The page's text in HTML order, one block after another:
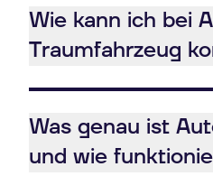
Wie kann ich bei
Traumfahrzeug
Was genau ist
und wie